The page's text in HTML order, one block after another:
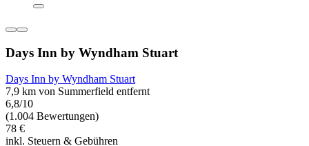
Days Inn by Wyndham Stuart
Days Inn by Wyndham Stuart
7,9 km von Summerfield entfernt
6,8/10
(1.004 Bewertungen)
78 €
inkl. Steuern & Gebühren